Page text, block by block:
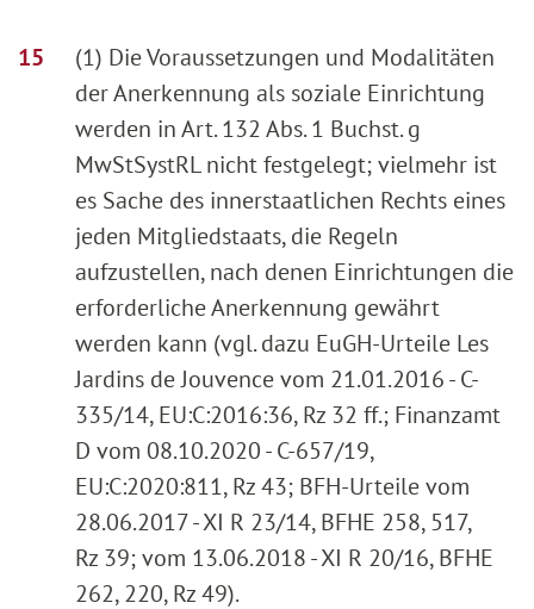
(1) Die Voraussetzungen und Modalitäten
der Anerkennung als soziale Einrichtung
werden in Art. 132 Abs. 1 Buchst. g
MwStSystRL nicht festgelegt; vielmehr ist
es Sache des innerstaatlichen Rechts eines
jeden Mitgliedstaats, die Regeln
aufzustellen, nach denen Einrichtungen die
erforderliche Anerkennung gewährt
werden kann (vgl. dazu EuGH-Urteile Les
Jardins de Jouvence vom 21.01.2016 - C-
335/14, EU:C:2016:36, Rz 32 ff.; Finanzamt
D vom 08.10.2020 - C-657/19,
EU:C:2020:811, Rz 43; BFH-Urteile vom
28.06.2017 - XI R 23/14, BFHE 258, 517,
Rz 39; vom 13.06.2018 - XI R 20/16, BFHE
262, 220, Rz 49).